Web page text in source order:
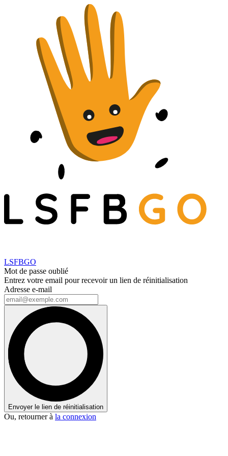
LSFBGO
Mot de passe oublié
Entrez votre email pour recevoir un lien de réinitialisation
Adresse e-mail
Envoyer le lien de réinitialisation
Ou, retourner à la connexion